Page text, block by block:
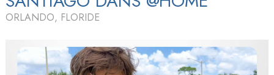
ORLANDO, FLORIDE